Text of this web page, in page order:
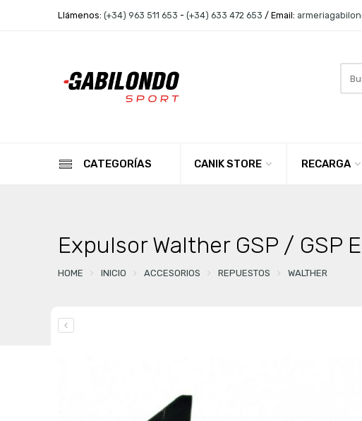
Llámenos: (+34) 963 511 653 - (+34) 633 472 653 / Email:
here
CATEGORÍAS CANIK STORE RECARGA
Expulsor Walther GSP / GSP
HOME INICIO ACCESORIOS REPUESTOS WALTHER